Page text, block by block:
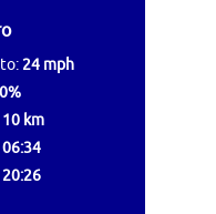
24 mph
0%
10 km
06:34
20:26